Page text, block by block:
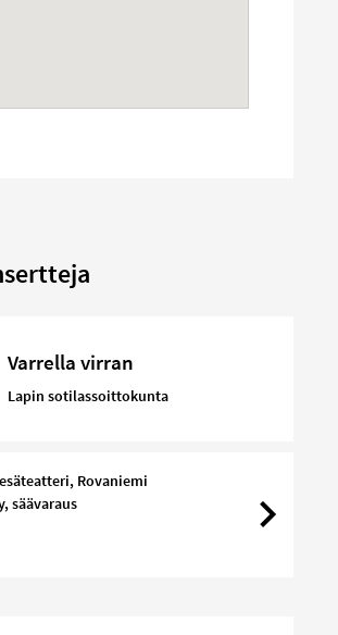
Varrella virran
Lapin sotilassoittokunta
Rovaniemi
säävaraus